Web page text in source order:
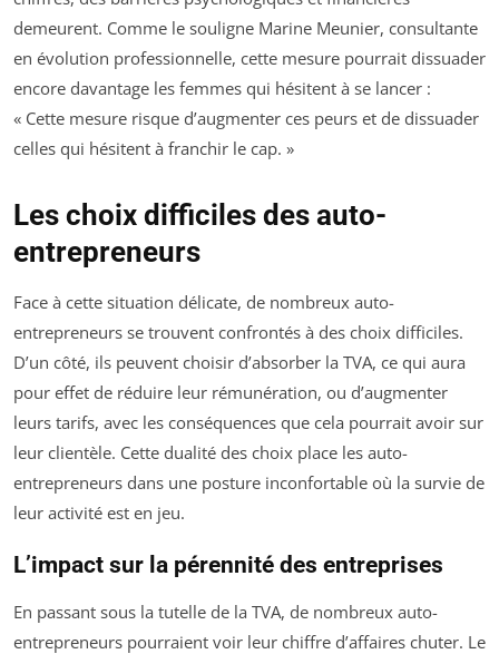
demeurent. Comme le souligne Marine Meunier, consultante
en évolution professionnelle, cette mesure pourrait dissuader
encore davantage les femmes qui hésitent à se lancer :
« Cette mesure risque d’augmenter ces peurs et de dissuader
celles qui hésitent à franchir le cap. »
Les choix difficiles des auto-
entrepreneurs
Face à cette situation délicate, de nombreux auto-
entrepreneurs se trouvent confrontés à des choix difficiles.
D’un côté, ils peuvent choisir d’absorber la TVA, ce qui aura
pour effet de réduire leur rémunération, ou d’augmenter
leurs tarifs, avec les conséquences que cela pourrait avoir sur
leur clientèle. Cette dualité des choix place les auto-
entrepreneurs dans une posture inconfortable où la survie de
leur activité est en jeu.
L’impact sur la pérennité des entreprises
En passant sous la tutelle de la TVA, de nombreux auto-
entrepreneurs pourraient voir leur chiffre d’affaires chuter. Le